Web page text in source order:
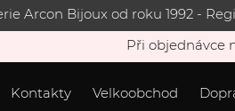
Arcon Bijoux od roku 1992 -
Při objednávce
Kontakty Velkoobchod